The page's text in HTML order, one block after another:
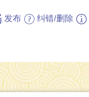
发布 纠错/删除